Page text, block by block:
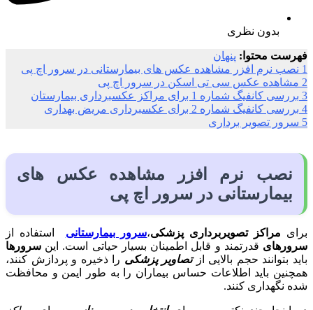
بدون نظری
فهرست محتوا: پنهان
1 نصب نرم افزر مشاهده عکس های بیمارستانی در سرور اچ پی
2 مشاهده عکس سی تی اسکن در سرور اچ پی
3 بررسی کانفیگ شماره 1 برای مراکز عکسبرداری بیمارستان
4 بررسی کانفیگ شماره 2 برای عکسبرداری مریض بهداری
5 سرور تصویر برداری
نصب نرم افزر مشاهده عکس های
بیمارستانی در سرور اچ پی
برای مراکز تصویربرداری پزشکی،سرور بیمارستانی استفاده از
سرورهای قدرتمند و قابل اطمینان بسیار حیاتی است. این سرورها
باید بتوانند حجم بالایی ازتصاویر پزشکی را ذخیره و پردازش کنند،
همچنین باید اطلاعات حساس بیماران را به طور ایمن و محافظت
شده نگهداری کنند.